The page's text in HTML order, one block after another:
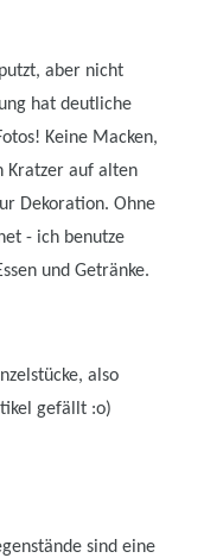
aber nicht
hat deutliche
Keine Macken,
Kratzer auf alten
Dekoration. Ohne
- ich benutze
und Getränke.
also
gefällt :o)
sind eine